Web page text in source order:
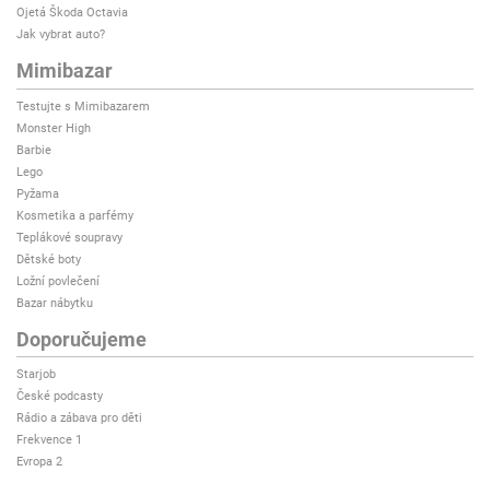
Ojetá Škoda Octavia
Jak vybrat auto?
Mimibazar
Testujte s Mimibazarem
Monster High
Barbie
Lego
Pyžama
Kosmetika a parfémy
Teplákové soupravy
Dětské boty
Ložní povlečení
Bazar nábytku
Doporučujeme
Starjob
České podcasty
Rádio a zábava pro děti
Frekvence 1
Evropa 2